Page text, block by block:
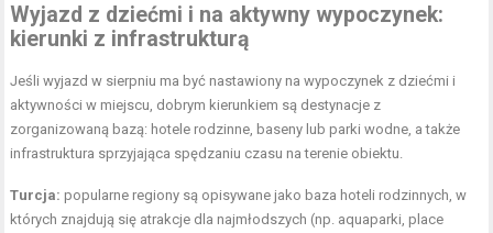
Wyjazd z dziećmi i na aktywny wypoczynek:
kierunki z infrastrukturą
Jeśli wyjazd w sierpniu ma być nastawiony na wypoczynek z dziećmi i
aktywności w miejscu, dobrym kierunkiem są destynacje z
zorganizowaną bazą: hotele rodzinne, baseny lub parki wodne, a także
infrastruktura sprzyjająca spędzaniu czasu na terenie obiektu.
Turcja: popularne regiony są opisywane jako baza hoteli rodzinnych, w
których znajdują się atrakcje dla najmłodszych (np. aquaparki, place